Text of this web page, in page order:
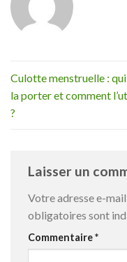
Culotte menstruelle :
la porter et comment
?
Laisser un
Votre adresse e-
obligatoires sont
Commentaire*